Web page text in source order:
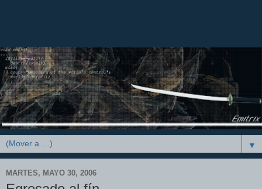
▼
MARTES, MAYO 30, 2006